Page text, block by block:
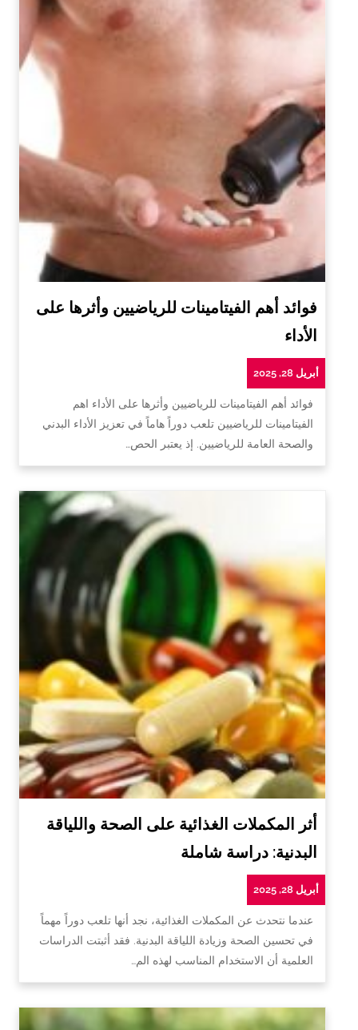
فوائد أهم الفيتامينات للرياضيين وأثرها على
الأداء
أبريل 28, 2025
فوائد أهم الفيتامينات للرياضيين وأثرها على الأداء اهم
الفيتامينات للرياضيين تلعب دوراً هاماً في تعزيز الأداء البدني
والصحة العامة للرياضيين. إذ يعتبر الحص…
أثر المكملات الغذائية على الصحة واللياقة
البدنية: دراسة شاملة
أبريل 28, 2025
عندما نتحدث عن المكملات الغذائية، نجد أنها تلعب دوراً مهماً
في تحسين الصحة وزيادة اللياقة البدنية. فقد أثبتت الدراسات
العلمية أن الاستخدام المناسب لهذه الم…